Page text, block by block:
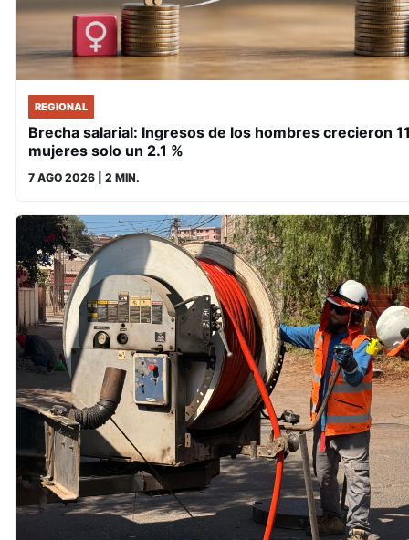
REGIONAL
Brecha salarial: Ingresos de los hombres crecieron
mujeres solo un 2.1 %
7 AGO 2026 | 2 MIN.